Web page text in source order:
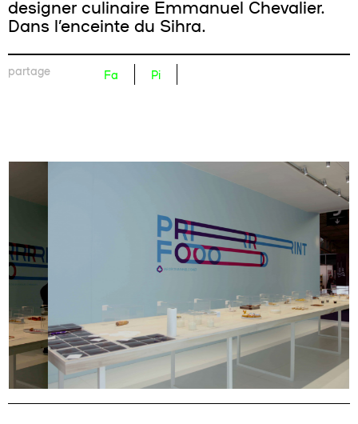
designer culinaire Emmanuel Chevalier.
Dans l’enceinte du Sihra.
partage Fa Pi